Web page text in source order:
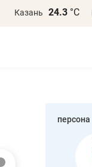
Казань 24.3 °С
персона